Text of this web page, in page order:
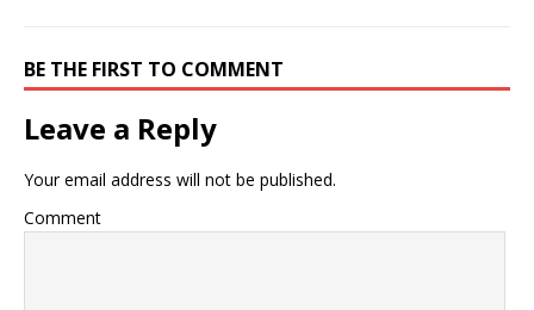
BE THE FIRST TO COMMENT
Leave a Reply
Your email address will not be published.
Comment